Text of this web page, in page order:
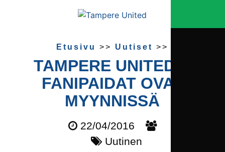
Etusivu >> Uutiset >>
TAMPERE UNITEDIN
FANIPAIDAT OVAT
MYYNNISSÄ
22/04/2016
Uutinen